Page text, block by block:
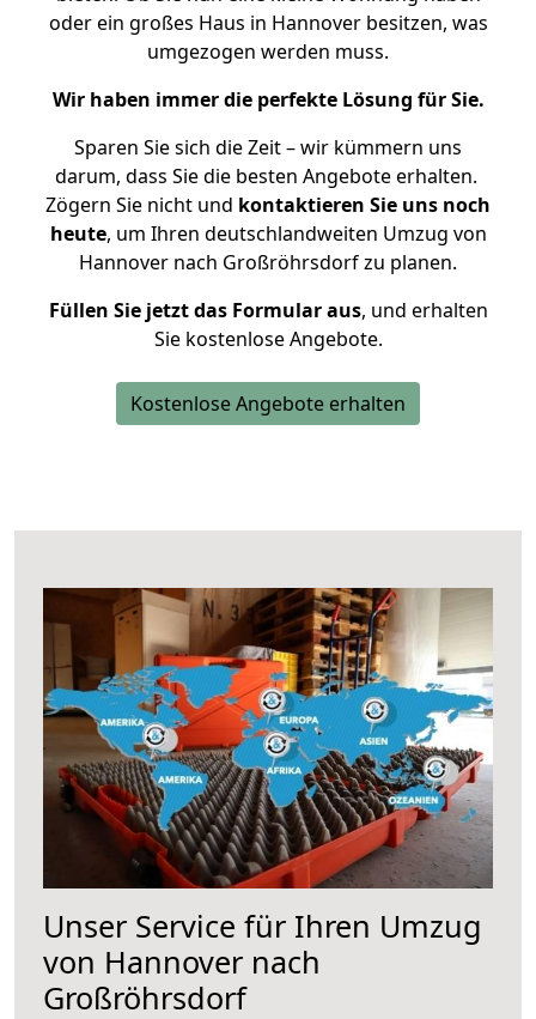
oder ein großes Haus in Hannover besitzen, was
umgezogen werden muss.
Wir haben immer die perfekte Lösung für Sie.
Sparen Sie sich die Zeit – wir kümmern uns
darum, dass Sie die besten Angebote erhalten.
Zögern Sie nicht und kontaktieren Sie uns noch
heute, um Ihren deutschlandweiten Umzug von
Hannover nach Großröhrsdorf zu planen.
Füllen Sie jetzt das Formular aus, und erhalten
Sie kostenlose Angebote.
Kostenlose Angebote erhalten
Unser Service für Ihren Umzug
von Hannover nach
Großröhrsdorf